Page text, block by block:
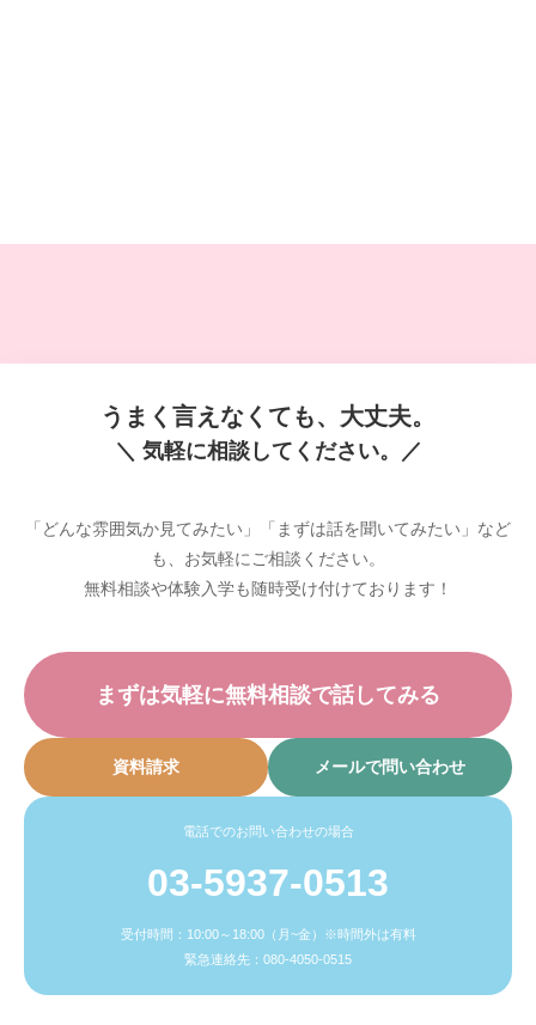
うまく言えなくても、大丈夫。
＼ 気軽に相談してください。／
「どんな雰囲気か見てみたい」「まずは話を聞いてみたい」など
も、お気軽にご相談ください。
無料相談や体験入学も随時受け付けております！
まずは気軽に無料相談で話してみる
資料請求 メールで問い合わせ
電話でのお問い合わせの場合
03-5937-0513
受付時間：10:00～18:00（月~金）※時間外は有料
緊急連絡先：080-4050-0515